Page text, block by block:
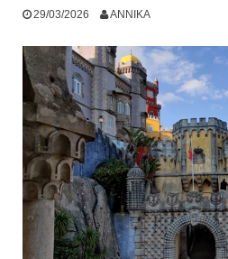
29/03/2026 ANNIKA